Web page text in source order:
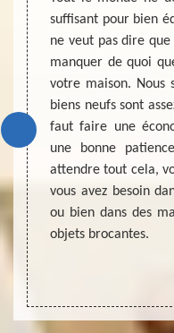
pour
?
45
et
juste
ou
suffisant pour bien
ne veut pas dire que
manquer de quoi
votre maison. Nous
biens neufs sont
faut faire une
une bonne
attendre tout cela,
vous avez besoin
ou bien dans des
objets brocantes.